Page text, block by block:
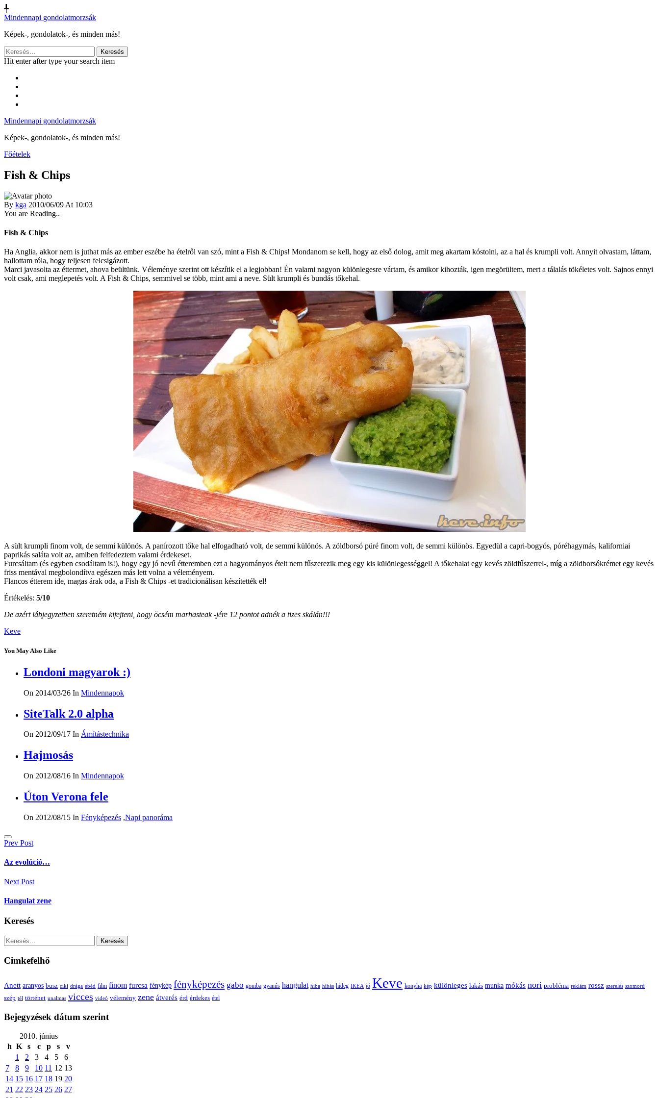
╄
Mindennapi gondolatmorzsák
Képek-, gondolatok-, és minden más!
Keresés:
Hit enter after type your search item
Mindennapi gondolatmorzsák
Képek-, gondolatok-, és minden más!
Főételek
Fish & Chips
By kga 2010/06/09 At 10:03
You are Reading..
Fish & Chips
Ha Anglia, akkor nem is juthat más az ember eszébe ha ételről van szó, mint a Fish & Chips! Mondanom se kell, hogy az első dolog, amit meg akartam kóstolni, az a hal és krumpli volt. Annyit olvastam, láttam,
hallottam róla, hogy teljesen felcsigázott.
Marci javasolta az éttermet, ahova beültünk. Véleménye szerint ott készítik el a legjobban! Én valami nagyon különlegesre vártam, és amikor kihozták, igen megörültem, mert a tálalás tökéletes volt. Sajnos ennyi
volt csak, ami meglepetés volt. A Fish & Chips, semmivel se több, mint ami a neve. Sült krumpli és bundás tőkehal.
A sült krumpli finom volt, de semmi különös. A panírozott tőke hal elfogadható volt, de semmi különös. A zöldborsó püré finom volt, de semmi különös. Egyedül a capri-bogyós, póréhagymás, kaliforniai
paprikás saláta volt az, amiben felfedeztem valami érdekeset.
Furcsáltam (és egyben csodáltam is!), hogy egy jó nevű étteremben ezt a hagyományos ételt nem fűszerezik meg egy kis különlegességgel! A tőkehalat egy kevés zöldfűszerrel-, míg a zöldborsókrémet egy kevés
friss mentával megbolondítva egészen más lett volna a véleményem.
Flancos étterem ide, magas árak oda, a Fish & Chips -et tradicionálisan készítették el!
Értékelés: 5/10
De azért lábjegyzetben szeretném kifejteni, hogy öcsém marhasteak -jére 12 pontot adnék a tizes skálán!!!
Keve
You May Also Like
Londoni magyarok :)
On 2014/03/26 In Mindennapok
SiteTalk 2.0 alpha
On 2012/09/17 In Ámítástechnika
Hajmosás
On 2012/08/16 In Mindennapok
Úton Verona fele
On 2012/08/15 In Fényképezés ,Napi panoráma
Bejegyzés
navigáció
Prev Post
Az evolúció…
Next Post
Hangulat zene
Keresés
Keresés:
Cimkefelhő
Anett aranyos busz ciki drága ebéd film finom furcsa fénykép fényképezés gabo gomba gyanús hangulat hiba hibás hideg IKEA jó Keve konyha kép különleges lakás munka mókás nori probléma reklám rossz szerelés szomorú
szép tél történet unalmas vicces videó vélemény zene átverés érd érdekes étel
Bejegyzések dátum szerint
2010. június
h K s c p s
v
1
2 3 4 5
6
7
8 9 10 11 12 13
14 15 16 17 18 19 20
21 22 23 24 25 26 27